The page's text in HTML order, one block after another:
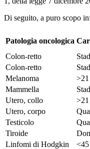
Di seguito, a puro scopo
Patologia oncologica
Colon-retto
Colon-retto
Melanoma
Mammella
Utero, collo
Utero, corpo
Testicolo
Tiroide
Linfomi di Hodgkin